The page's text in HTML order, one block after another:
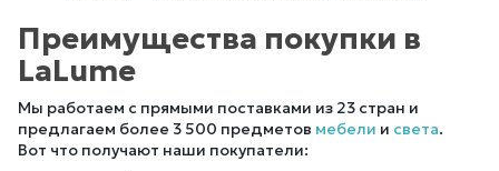
Преимущества покупки в
LaLume
Мы работаем с прямыми поставками из 23 стран и
предлагаем более 3 500 предметов мебели и света.
Вот что получают наши покупатели: